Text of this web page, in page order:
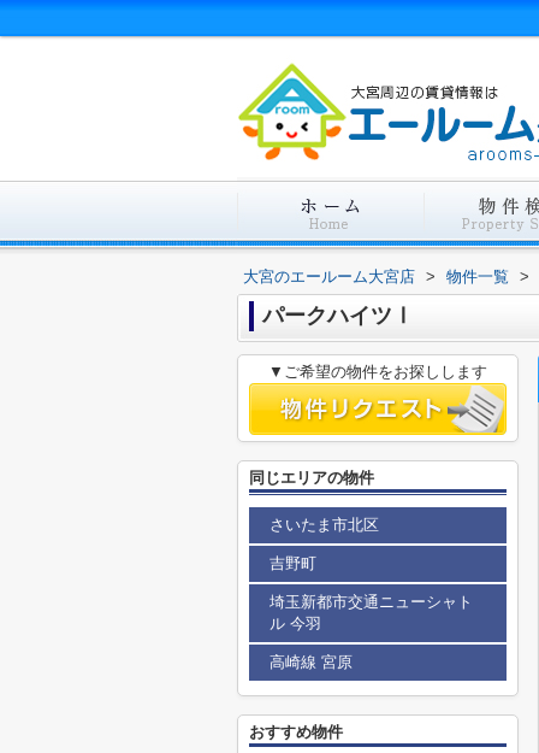
大宮のエールーム大宮店 > 物件一覧 >
パークハイツⅠ
▼ご希望の物件をお探しします
同じエリアの物件
さいたま市北区
吉野町
埼玉新都市交通ニューシャト
ル 今羽
高崎線 宮原
おすすめ物件